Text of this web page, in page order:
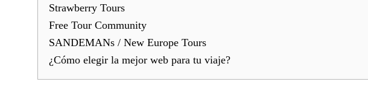
Strawberry Tours
Free Tour Community
SANDEMANs / New Europe Tours
¿Cómo elegir la mejor web para tu viaje?